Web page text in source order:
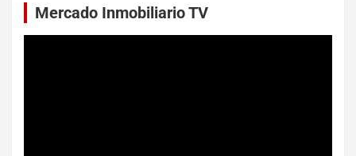
Mercado Inmobiliario TV